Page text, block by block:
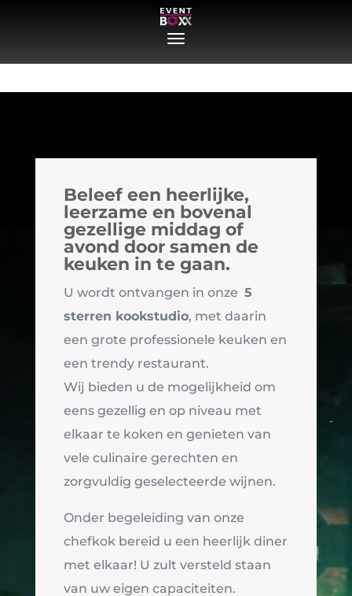
Beleef een heerlijke,
leerzame en bovenal
gezellige middag of
avond door samen de
keuken in te gaan.
U wordt ontvangen in onze 5
sterren kookstudio, met daarin
een grote professionele keuken en
een trendy restaurant.
Wij bieden u de mogelijkheid om
eens gezellig en op niveau met
elkaar te koken en genieten van
vele culinaire gerechten en
zorgvuldig geselecteerde wijnen.
Onder begeleiding van onze
chefkok bereid u een heerlijk diner
met elkaar! U zult versteld staan
van uw eigen capaciteiten.